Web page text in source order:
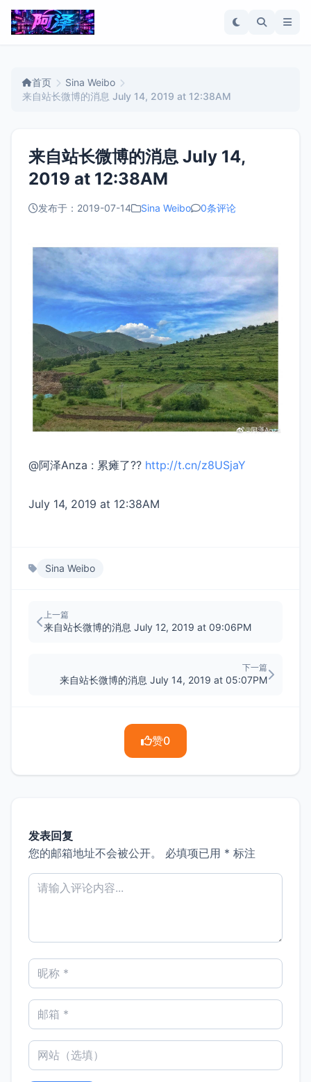
首页
Sina Weibo
来自站长微博的消息 July 14, 2019 at 12:38AM
来自站长微博的消息 July 14,
2019 at 12:38AM
发布于：2019-07-14 Sina Weibo 0条评论
@阿泽Anza : 累瘫了?? http://t.cn/z8USjaY
July 14, 2019 at 12:38AM
Sina Weibo
上一篇
来自站长微博的消息 July 12, 2019 at 09:06PM
下一篇
来自站长微博的消息 July 14, 2019 at 05:07PM
赞0
发表回复
您的邮箱地址不会被公开。
必填项已用 * 标注